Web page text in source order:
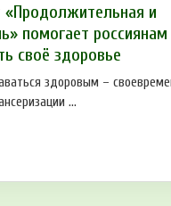
«Продолжительная и
помогает россиянам
своё здоровье
здоровым –
...